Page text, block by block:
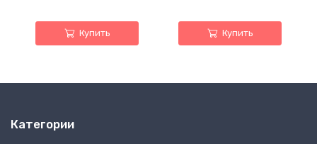
Купить Купить
Категории